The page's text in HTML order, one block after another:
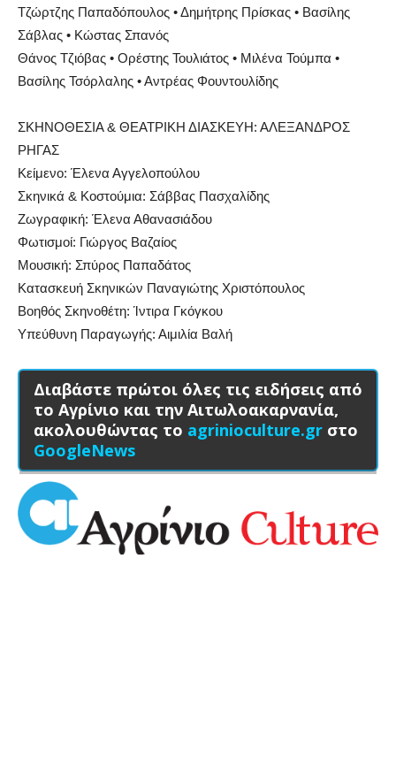
Τζώρτζης Παπαδόπουλος • Δημήτρης Πρίσκας • Βασίλης
Σάβλας • Κώστας Σπανός
Θάνος Τζιόβας • Ορέστης Τουλιάτος • Μιλένα Τούμπα •
Βασίλης Τσόρλαλης • Αντρέας Φουντουλίδης
ΣΚΗΝΟΘΕΣΙΑ & ΘΕΑΤΡΙΚΗ ΔΙΑΣΚΕΥΗ: ΑΛΕΞΑΝΔΡΟΣ
ΡΗΓΑΣ
Κείμενο: Έλενα Αγγελοπούλου
Σκηνικά & Κοστούμια: Σάββας Πασχαλίδης
Ζωγραφική: Έλενα Αθανασιάδου
Φωτισμοί: Γιώργος Βαζαίος
Μουσική: Σπύρος Παπαδάτος
Κατασκευή Σκηνικών Παναγιώτης Χριστόπουλος
Βοηθός Σκηνοθέτη: Ίντιρα Γκόγκου
Υπεύθυνη Παραγωγής: Αιμιλία Βαλή
Διαβάστε πρώτοι όλες τις ειδήσεις από
το Αγρίνιο και την Αιτωλοακαρνανία,
ακολουθώντας το agrinioculture.gr στο
GoogleNews